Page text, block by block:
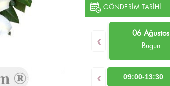
GÖNDERIM TARIHI
‹
06 Ağustos
Bugün
‹ 09:00-13:30